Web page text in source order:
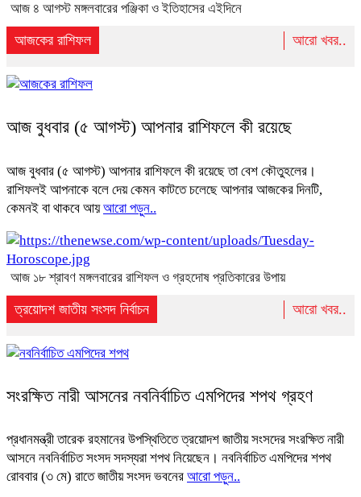
আজ ৪ আগস্ট মঙ্গলবারের পঞ্জিকা ও ইতিহাসের এইদিনে
আজকের রাশিফল আরো খবর..
আজ বুধবার (৫ আগস্ট) আপনার রাশিফলে কী রয়েছে
আজ বুধবার (৫ আগস্ট) আপনার রাশিফলে কী রয়েছে তা বেশ কৌতুহলের।
রাশিফলই আপনাকে বলে দেয় কেমন কাটতে চলেছে আপনার আজকের দিনটি,
কেমনই বা থাকবে আয়আরো পড়ুন..
আজ ১৮ শ্রাবণ মঙ্গলবারের রাশিফল ও গ্রহদোষ প্রতিকারের উপায়
ত্রয়োদশ জাতীয় সংসদ নির্বাচন আরো খবর..
সংরক্ষিত নারী আসনের নবনির্বাচিত এমপিদের শপথ গ্রহণ
প্রধানমন্ত্রী তারেক রহমানের উপস্থিতিতে ত্রয়োদশ জাতীয় সংসদের সংরক্ষিত নারী
আসনে নবনির্বাচিত সংসদ সদস্যরা শপথ নিয়েছেন। নবনির্বাচিত এমপিদের শপথ
রোববার (৩ মে) রাতে জাতীয় সংসদ ভবনের আরো পড়ুন..